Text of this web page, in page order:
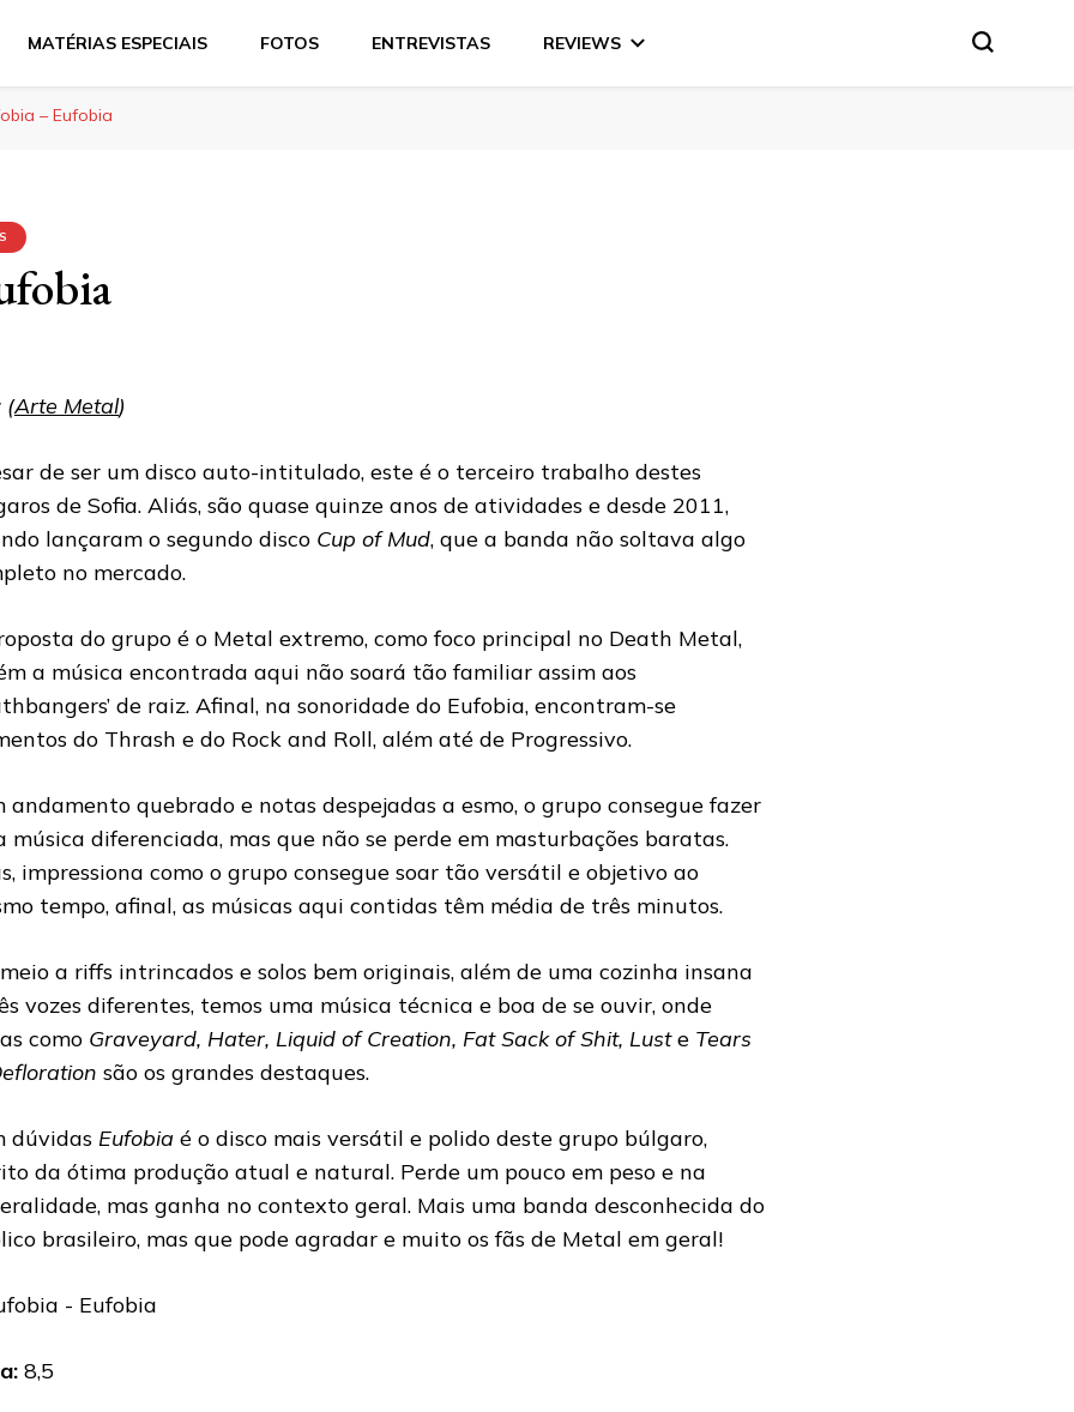
MATÉRIAS ESPECIAIS FOTOS ENTREVISTAS REVIEWS
– Eufobia
(Arte Metal)
de ser um disco auto-intitulado, este é o terceiro trabalho destes
de Sofia. Aliás, são quase quinze anos de atividades e desde 2011,
lançaram o segundo disco Cup of Mud, que a banda não soltava algo
no mercado.
do grupo é o Metal extremo, como foco principal no Death Metal,
a música encontrada aqui não soará tão familiar assim aos
de raiz. Afinal, na sonoridade do Eufobia, encontram-se
do Thrash e do Rock and Roll, além até de Progressivo.
andamento quebrado e notas despejadas a esmo, o grupo consegue fazer
música diferenciada, mas que não se perde em masturbações baratas.
impressiona como o grupo consegue soar tão versátil e objetivo ao
tempo, afinal, as músicas aqui contidas têm média de três minutos.
a riffs intrincados e solos bem originais, além de uma cozinha insana
vozes diferentes, temos uma música técnica e boa de se ouvir, onde
como Graveyard, Hater, Liquid of Creation, Fat Sack of Shit, Luste Tears
são os grandes destaques.
dúvidas Eufobia é o disco mais versátil e polido deste grupo búlgaro,
da ótima produção atual e natural. Perde um pouco em peso e na
mas ganha no contexto geral. Mais uma banda desconhecida do
brasileiro, mas que pode agradar e muito os fãs de Metal em geral!
8,5